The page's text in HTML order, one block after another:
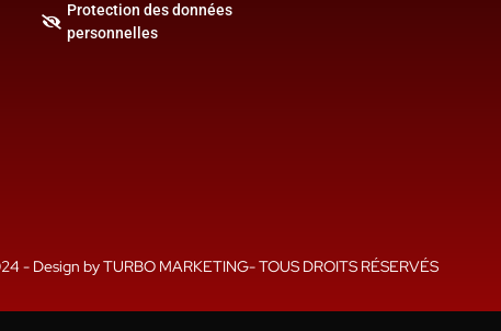
Protection des données
personnelles
- Design by TURBO MARKETING- TOUS DROITS RÉSERVÉS